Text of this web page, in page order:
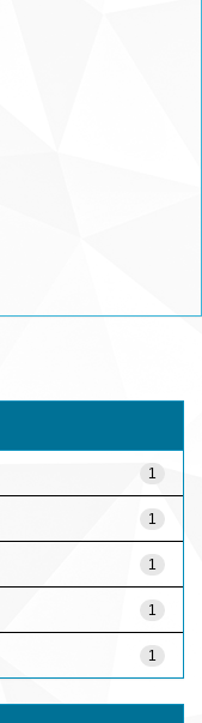
1
1
1
1
1